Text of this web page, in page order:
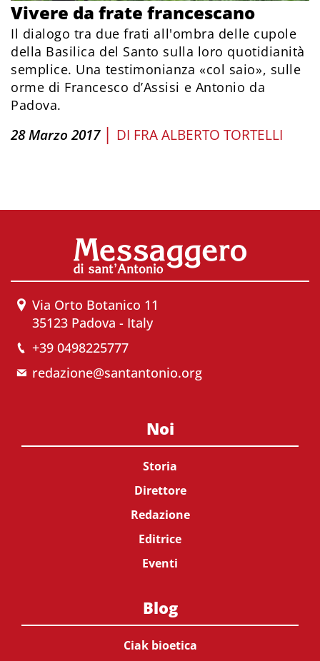
Vivere da frate francescano
Il dialogo tra due frati all'ombra delle cupole
della Basilica del Santo sulla loro quotidianità
semplice. Una testimonianza «col saio», sulle
orme di Francesco d’Assisi e Antonio da
Padova.
28 Marzo 2017 | DI FRA ALBERTO TORTELLI
Via Orto Botanico 11
35123 Padova - Italy
+39 0498225777
redazione@santantonio.org
Noi
Storia
Direttore
Redazione
Editrice
Eventi
Blog
Ciak bioetica